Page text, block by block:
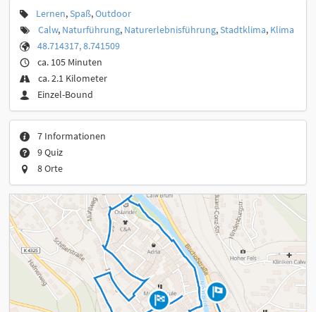
Lernen,Spaß,Outdoor
Calw, Naturführung, Naturerlebnisführung,Stadtklima, Klima
48.714317, 8.741509
ca. 105 Minuten
ca. 2.1 Kilometer
Einzel-Bound
7 Informationen
9 Quiz
8 Orte